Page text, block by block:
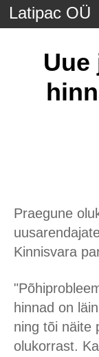
Latipac OÜ
Uue
Praegune
Kinnisvara
hinnad on
ning tõi näite
olukorrast.